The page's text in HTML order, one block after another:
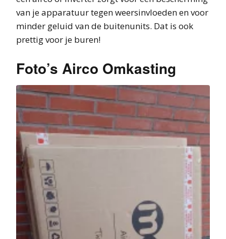
van je apparatuur tegen weersinvloeden en voor
minder geluid van de buitenunits. Dat is ook
prettig voor je buren!
Foto’s Airco Omkasting